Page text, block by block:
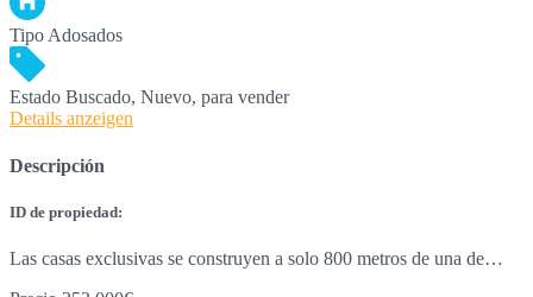
TipoAdosados
Estado Buscado, Nuevo, para vender
Details anzeigen
Descripción
ID de propiedad:
Las casas exclusivas se construyen a solo 800 metros de una de…